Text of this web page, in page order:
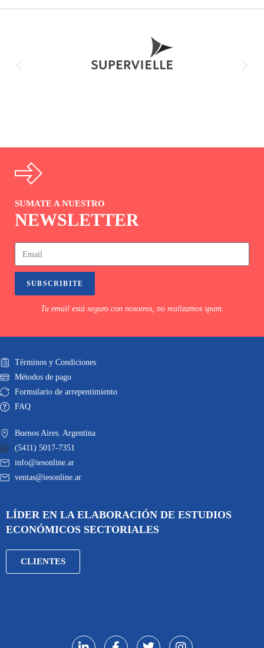
SUMATE A NUESTRO
NEWSLETTER
SUBSCRIBITE
Tu email está seguro con nosotros, no realizamos spam.
Términos y Condiciones
Métodos de pago
Formulario de arrepentimiento
FAQ
Buenos Aires. Argentina
(5411) 5017-7351
info@iesonline.ar
ventas@iesonline.ar
LÍDER EN LA ELABORACIÓN DE ESTUDIOS
ECONÓMICOS SECTORIALES
CLIENTES